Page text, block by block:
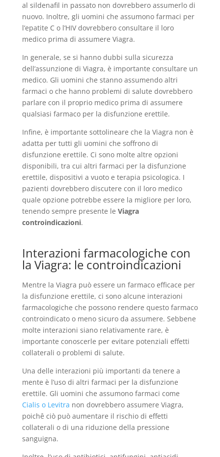
al sildenafil in passato non dovrebbero assumerlo di
nuovo. Inoltre, gli uomini che assumono farmaci per
l’epatite C o l’HIV dovrebbero consultare il loro
medico prima di assumere Viagra.
In generale, se si hanno dubbi sulla sicurezza
dell’assunzione di Viagra, è importante consultare un
medico. Gli uomini che stanno assumendo altri
farmaci o che hanno problemi di salute dovrebbero
parlare con il proprio medico prima di assumere
qualsiasi farmaco per la disfunzione erettile.
Infine, è importante sottolineare che la Viagra non è
adatta per tutti gli uomini che soffrono di
disfunzione erettile. Ci sono molte altre opzioni
disponibili, tra cui altri farmaci per la disfunzione
erettile, dispositivi a vuoto e terapia psicologica. I
pazienti dovrebbero discutere con il loro medico
quale opzione potrebbe essere la migliore per loro,
tenendo sempre presente le Viagra
controindicazioni.
Interazioni farmacologiche con
la Viagra: le controindicazioni
Mentre la Viagra può essere un farmaco efficace per
la disfunzione erettile, ci sono alcune interazioni
farmacologiche che possono rendere questo farmaco
controindicato o meno sicuro da assumere. Sebbene
molte interazioni siano relativamente rare, è
importante conoscerle per evitare potenziali effetti
collaterali o problemi di salute.
Una delle interazioni più importanti da tenere a
mente è l’uso di altri farmaci per la disfunzione
erettile. Gli uomini che assumono farmaci come
Cialis o Levitra non dovrebbero assumere Viagra,
poichê ciò può aumentare il rischio di effetti
collaterali o di una riduzione della pressione
sanguigna.